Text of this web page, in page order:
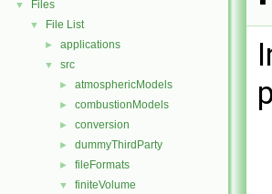
▼ Files
▼ File List
► applications
▼ src
► atmosphericModels
► combustionModels
► conversion
► dummyThirdParty
► fileFormats
▼ finiteVolume